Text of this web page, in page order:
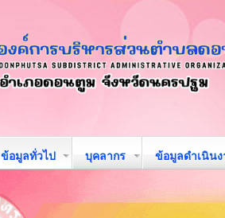
ข้อมูลทั่วไป บุคลากร ข้อมูลดำเนิน